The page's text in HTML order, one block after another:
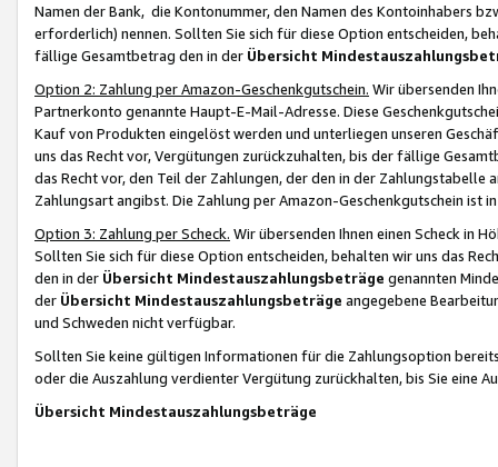
Namen der Bank, die Kontonummer, den Namen des Kontoinhabers
erforderlich) nennen. Sollten Sie sich für diese Option entscheiden,
fällige Gesamtbetrag den in der Übersicht
Option 2: Zahlung per Amazon-Geschenkgutschein. Wir übersenden
Partnerkonto genannte Haupt-E-Mail-Adresse. Diese
Kauf von Produkten eingelöst werden und unterliegen unseren
uns das Recht vor, Vergütungen zurückzuhalten, bis der fällige
das Recht vor, den Teil der Zahlungen, der den in der
Zahlungsart angibst. Die Zahlung per Amazon-Geschenkgutschein ist
Option 3: Zahlung per Scheck. Wir übersenden Ihnen einen Scheck in
Sollten Sie sich für diese Option entscheiden, behalten wir uns das
den in der Übersicht Mindestauszahlungsbeträge genannten
der Übersicht Mindestauszahlungsbeträge angegebene
und Schweden nicht verfügbar.
Sollten Sie keine gültigen Informationen für die Zahlungsoption
oder die Auszahlung verdienter Vergütung zurückhalten, bis Sie
Übersicht Mindestauszahlungsbeträge